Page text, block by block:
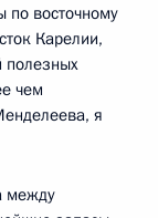
по восточному
Карелии,
полезных
чем
я
между